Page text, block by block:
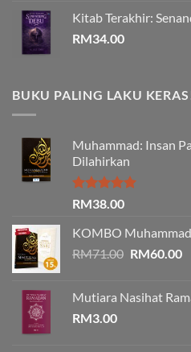
Kitab Terakhir:
RM34.00
BUKU PALING LAKU
Muhammad: Insan
Dilahirkan
Rated 5.00
RM38.00
KOMBO
RM71.00 Original
RM71.00.
RM60.00
Mutiara Nasihat
RM3.00